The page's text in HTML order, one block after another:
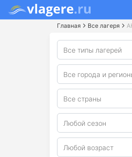
Главная Все лагеря